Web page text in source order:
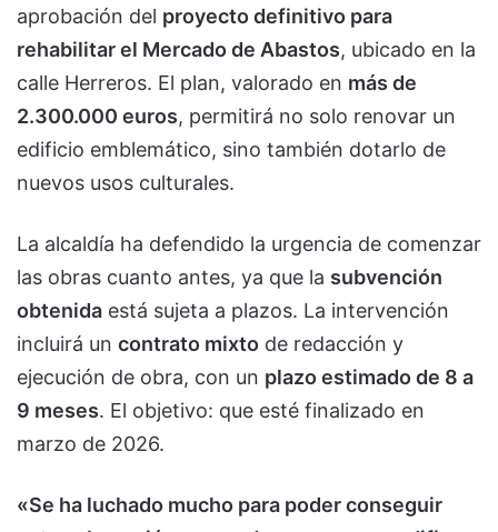
aprobación del proyecto definitivo para
rehabilitar el Mercado de Abastos, ubicado en la
calle Herreros. El plan, valorado en más de
2.300.000 euros, permitirá no solo renovar un
edificio emblemático, sino también dotarlo de
nuevos usos culturales.
La alcaldía ha defendido la urgencia de comenzar
las obras cuanto antes, ya que la subvención
obtenida está sujeta a plazos. La intervención
incluirá un contrato mixto de redacción y
ejecución de obra, con un plazo estimado de 8 a
9 meses. El objetivo: que esté finalizado en
marzo de 2026.
«Se ha luchado mucho para poder conseguir